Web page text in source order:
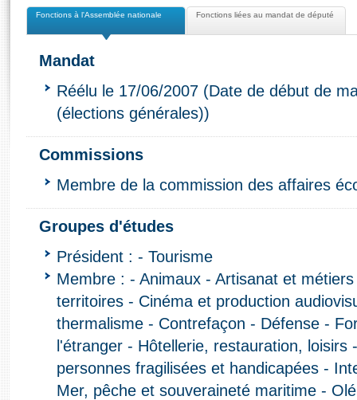
Fonctions à l'Assemblée nationale Fonctions liées au mandat de député
Mandat
Réélu le 17/06/2007 (Date de début de
(élections générales))
Commissions
Membre de la commission des affaires
Groupes d'études
Président : - Tourisme
Membre : - Animaux - Artisanat et
territoires - Cinéma et production
thermalisme - Contrefaçon - Défense -
l'étranger - Hôtellerie, restauration, loisirs
personnes fragilisées et handicapées -
Mer, pêche et souveraineté maritime -